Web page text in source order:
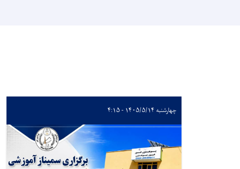
چهارشنبه ۱۴۰۵/۵/۱۴ - ۴:۱۵